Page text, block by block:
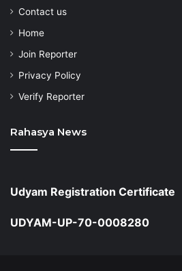
Contact us
Home
Join Reporter
Privacy Policy
Verify Reporter
Rahasya News
Udyam Registration Certificate
UDYAM-UP-70-0008280